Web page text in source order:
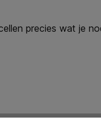
precies wat je